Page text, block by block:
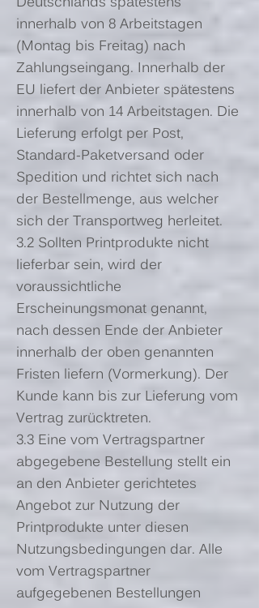
innerhalb von 8 Arbeitstagen
(Montag bis Freitag) nach
Zahlungseingang. Innerhalb der
EU liefert der Anbieter spätestens
innerhalb von 14 Arbeitstagen. Die
Lieferung erfolgt per Post,
Standard-Paketversand oder
Spedition und richtet sich nach
der Bestellmenge, aus welcher
sich der Transportweg herleitet.
3.2 Sollten Printprodukte nicht
lieferbar sein, wird der
voraussichtliche
Erscheinungsmonat genannt,
nach dessen Ende der Anbieter
innerhalb der oben genannten
Fristen liefern (Vormerkung). Der
Kunde kann bis zur Lieferung vom
Vertrag zurücktreten.
3.3 Eine vom Vertragspartner
abgegebene Bestellung stellt ein
an den Anbieter gerichtetes
Angebot zur Nutzung der
Printprodukte unter diesen
Nutzungsbedingungen dar. Alle
vom Vertragspartner
aufgegebenen Bestellungen